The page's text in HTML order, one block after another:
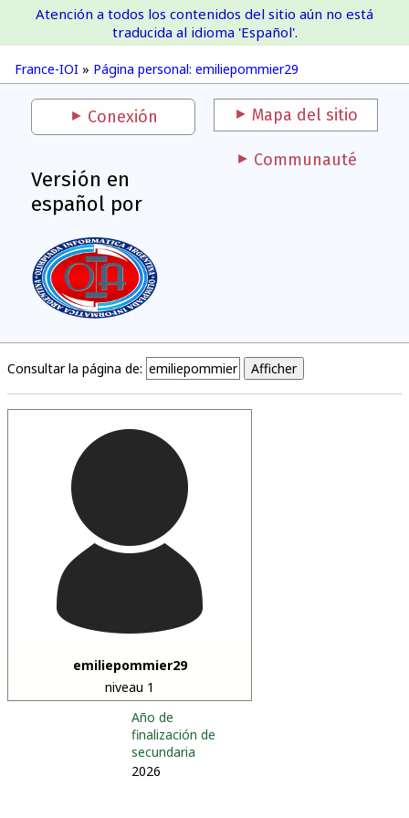
France-IOI
France-IOI » Página personal: emiliepommier29
Atención a todos los contenidos del sitio aún no está
traducida al idioma 'Español'.
Conexión Mapa del sitio
Versión en
español por
Communauté
Consultar la página de:
emiliepommier29
niveau 1
Año de
finalización de
secundaria
2026